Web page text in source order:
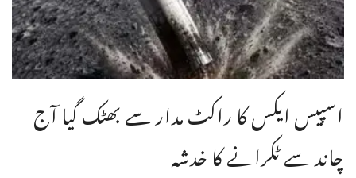
اسپیس ایکس کا راکٹ مدار سے بھٹک گیا آج
چاند سے ٹکرانے کا خدشہ